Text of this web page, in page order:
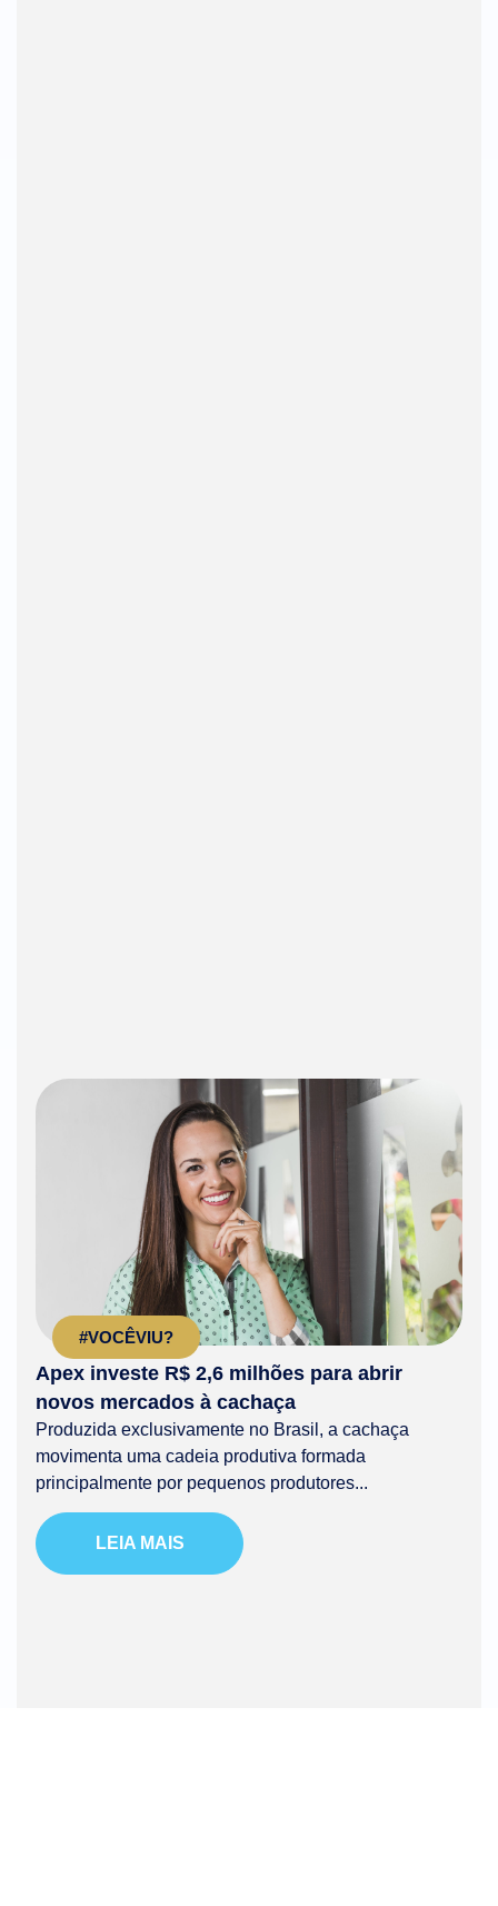
#VOCÊVIU?
Apex investe R$ 2,6 milhões para abrir
novos mercados à cachaça
Produzida exclusivamente no Brasil, a cachaça
movimenta uma cadeia produtiva formada
principalmente por pequenos produtores...
LEIA MAIS